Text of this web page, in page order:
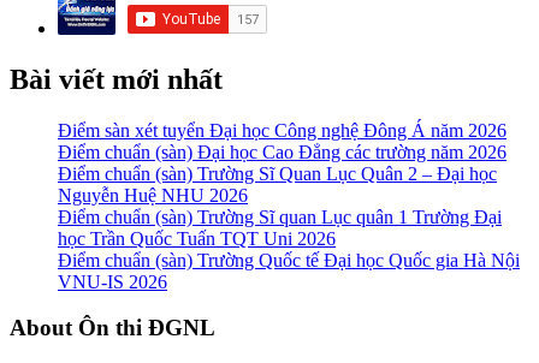
Bài viết mới nhất
Điểm sàn xét tuyển Đại học Công nghệ Đông Á năm 2026
Điểm chuẩn (sàn) Đại học Cao Đẳng các trường năm 2026
Điểm chuẩn (sàn) Trường Sĩ Quan Lục Quân 2 – Đại học
Nguyễn Huệ NHU 2026
Điểm chuẩn (sàn) Trường Sĩ quan Lục quân 1 Trường Đại
học Trần Quốc Tuấn TQT Uni 2026
Điểm chuẩn (sàn) Trường Quốc tế Đại học Quốc gia Hà Nội
VNU-IS 2026
Footer
About Ôn thi ĐGNL